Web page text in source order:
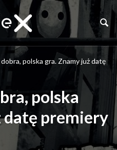
polska gra. Znamy już datę
polska
datę premiery